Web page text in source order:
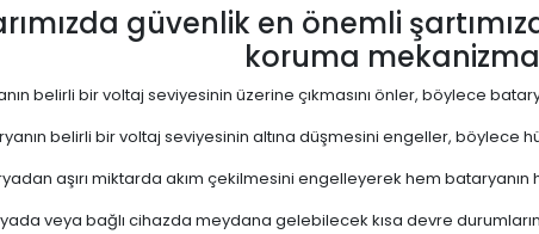
güvenlik en önemli
koruma
belirli bir voltaj seviyesinin üzerine çıkmasını önler, böylece
belirli bir voltaj seviyesinin altına düşmesini engeller, böylece
aşırı miktarda akım çekilmesini engelleyerek hem
veya bağlı cihazda meydana gelebilecek kısa devre